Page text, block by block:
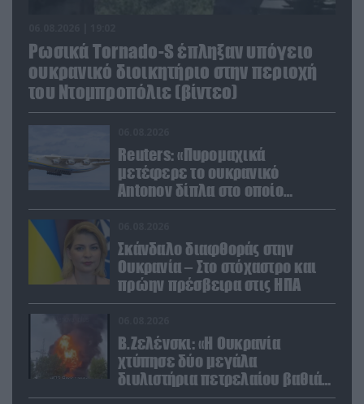
Ρωσικά Tornado-S έπληξαν υπόγειο
ουκρανικό διοικητήριο στην περιοχή
του Ντομπροπόλιε (βίντεο)
Reuters: «Πυρομαχικά
μετέφερε το ουκρανικό
Antonov δίπλα στο οποίο
βρέθηκε το drone στη Λειψία»
Σκάνδαλο διαφθοράς στην
Ουκρανία – Στο στόχαστρο και
πρώην πρέσβειρα στις ΗΠΑ
Β.Ζελένσκι: «Η Ουκρανία
χτύπησε δύο μεγάλα
διυλιστήρια πετρελαίου βαθιά
στη Ρωσία» (βίντεο)